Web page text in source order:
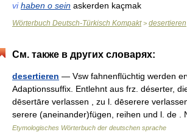
vi haben o sein askerden kaçmak
Wörterbuch Deutsch-Türkisch Kompakt> desertieren
См. также в других словарях:
desertieren — Vsw fahnenflüchtig werden
Adaptionssuffix. Entlehnt aus frz. déserter,
dēsertāre verlassen , zu l. dēserere
serere (aneinander)fügen, reihen und l. de
Etymologisches Wörterbuch der deutschen sprache